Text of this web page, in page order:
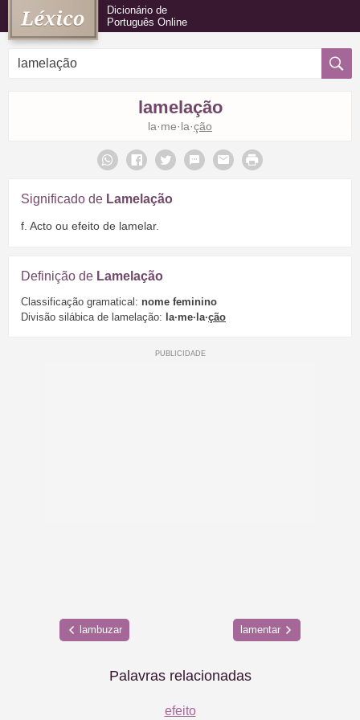
Dicionário de
Português Online
lamelação
la·me·la·ção
Significado de Lamelação
f. Acto ou efeito de lamelar.
Definição de Lamelação
Classificação gramatical: nome feminino
Divisão silábica de lamelação: la·me·la·ção
lambuzar lamentar
Palavras relacionadas
efeito